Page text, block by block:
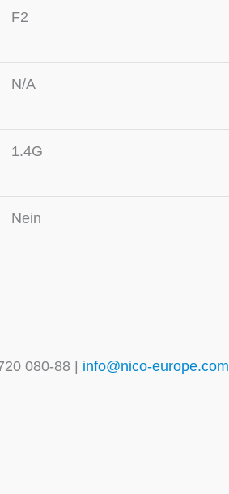
F2
N/A
1.4G
Nein
080-88 | info@nico-europe.com